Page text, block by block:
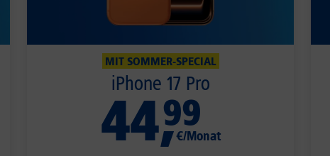
MIT SOMMER-SPECIAL
iPhone 17 Pro
44,99
€/Monat